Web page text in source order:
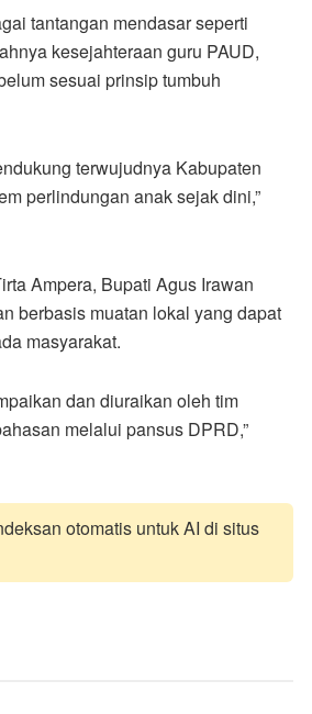
tantangan mendasar seperti
kesejahteraan guru PAUD,
sesuai prinsip tumbuh
terwujudnya Kabupaten
perlindungan anak sejak dini,”
Ampera, Bupati Agus Irawan
berbasis muatan lokal yang dapat
masyarakat.
dan diuraikan oleh tim
melalui pansus DPRD,”
otomatis untuk AI di situs